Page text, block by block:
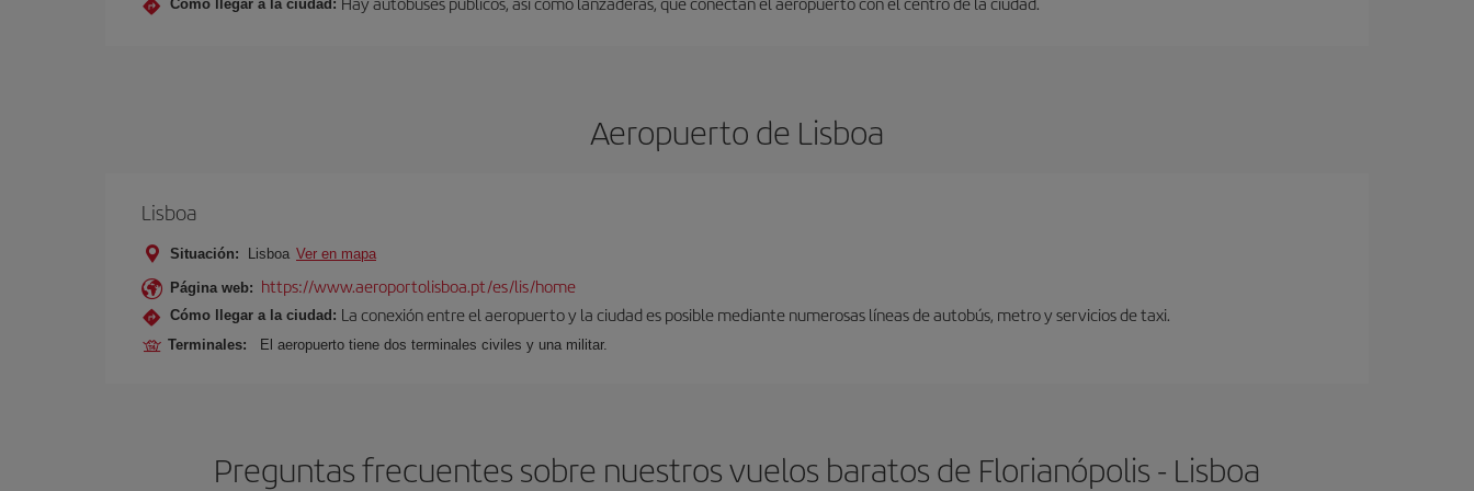
Cómo llegar a la ciudad:
Aeropuerto de Lisboa
Lisboa
Situación: Lisboa Ver en mapa
Página web: https://www.aeroportolisboa.pt/es/lis/home
Cómo llegar a la ciudad: La conexión entre el aeropuerto y la ciudad es posible mediante numerosas líneas de autobús, metro y servicios de taxi.
Terminales: El aeropuerto tiene dos terminales civiles y una militar.
Preguntas frecuentes sobre nuestros vuelos baratos de Florianópolis - Lisboa